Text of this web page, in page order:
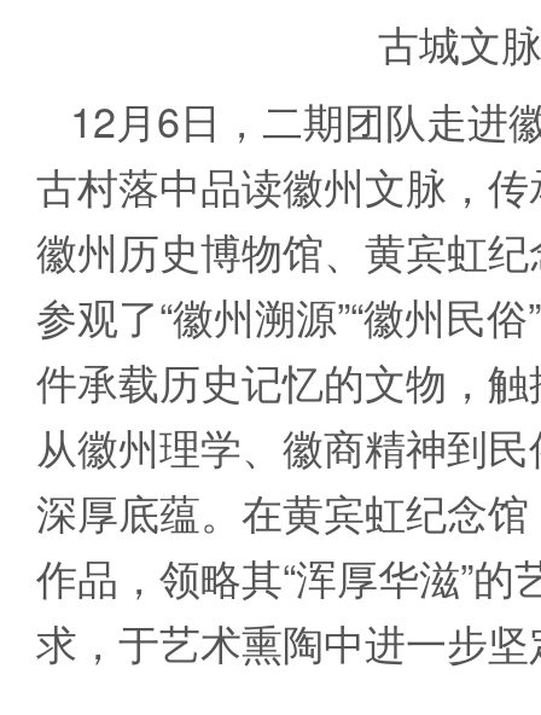
古城文
12月6日，二期团队走进
古村落中品读徽州文脉，
徽州历史博物馆、黄宾虹
参观了“徽州溯源”“徽州民
件承载历史记忆的文物，
从徽州理学、徽商精神到
深厚底蕴。在黄宾虹纪念
作品，领略其“浑厚华滋”的
求，于艺术熏陶中进一步